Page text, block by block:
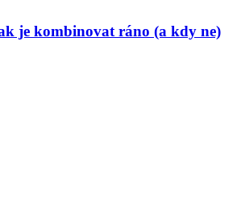
je kombinovat ráno (a kdy ne)